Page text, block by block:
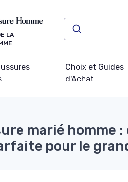
LA
Choix et Guides
d'Achat
marié homme :
pour le